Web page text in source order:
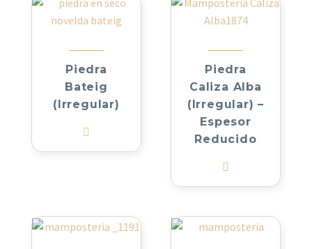
Piedra
Bateig
(Irregular)
Piedra
Caliza Alba
(Irregular) –
Espesor
Reducido